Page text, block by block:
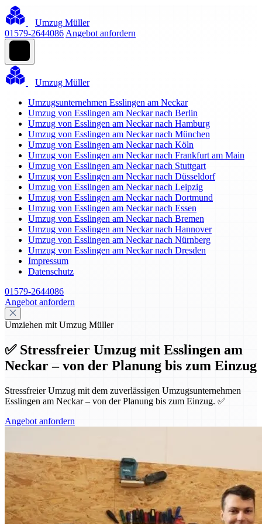
Umzug Müller
01579-2644086 Angebot anfordern
Umzug Müller
Umzugsunternehmen Esslingen am Neckar
Umzug von Esslingen am Neckar nach Berlin
Umzug von Esslingen am Neckar nach Hamburg
Umzug von Esslingen am Neckar nach München
Umzug von Esslingen am Neckar nach Köln
Umzug von Esslingen am Neckar nach Frankfurt am Main
Umzug von Esslingen am Neckar nach Stuttgart
Umzug von Esslingen am Neckar nach Düsseldorf
Umzug von Esslingen am Neckar nach Leipzig
Umzug von Esslingen am Neckar nach Dortmund
Umzug von Esslingen am Neckar nach Essen
Umzug von Esslingen am Neckar nach Bremen
Umzug von Esslingen am Neckar nach Hannover
Umzug von Esslingen am Neckar nach Nürnberg
Umzug von Esslingen am Neckar nach Dresden
Impressum
Datenschutz
01579-2644086
Angebot anfordern
Umziehen mit Umzug Müller
✅ Stressfreier Umzug mit Esslingen am
Neckar – von der Planung bis zum Einzug
Stressfreier Umzug mit dem zuverlässigen Umzugsunternehmen
Esslingen am Neckar – von der Planung bis zum Einzug. ✅
Angebot anfordern